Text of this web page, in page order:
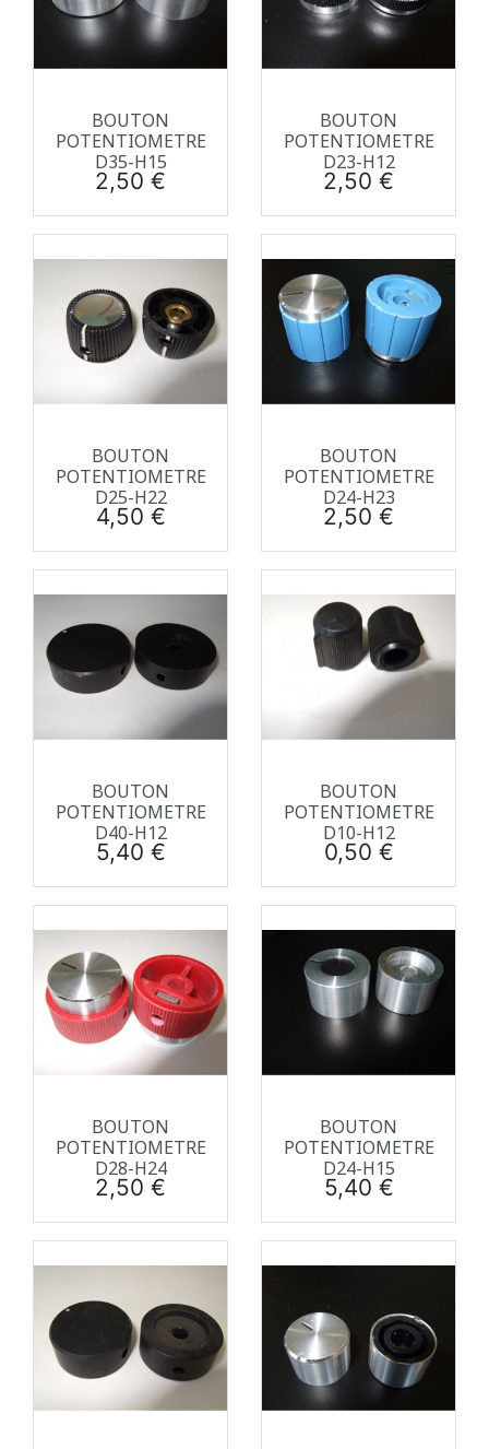
BOUTON
POTENTIOMETRE
D35-H15
Prix
2,50 €
BOUTON
POTENTIOMETRE
D23-H12
Prix
2,50 €
BOUTON
POTENTIOMETRE
D25-H22
Prix
4,50 €
BOUTON
POTENTIOMETRE
D24-H23
Prix
2,50 €
BOUTON
POTENTIOMETRE
D40-H12
Prix
5,40 €
BOUTON
POTENTIOMETRE
D10-H12
Prix
0,50 €
BOUTON
POTENTIOMETRE
D28-H24
Prix
2,50 €
BOUTON
POTENTIOMETRE
D24-H15
Prix
5,40 €